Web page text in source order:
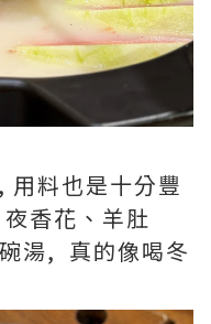
料也是十分豐
香花、羊肚
湯, 真的像喝冬